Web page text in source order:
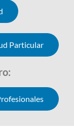
Particular